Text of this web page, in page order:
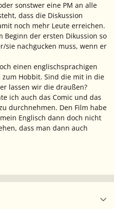
sonstwer eine PM an alle
dass die Diskussion
noch mehr Leute erreichen.
Beginn der ersten Dikussion so
sie nachgucken muss, wenn er
einen englischsprachigen
zum Hobbit. Sind die mit in die
lassen wir die draußen?
ich auch das Comic und das
durchnehmen. Den Film habe
Englisch dann doch nicht
dass man dann auch